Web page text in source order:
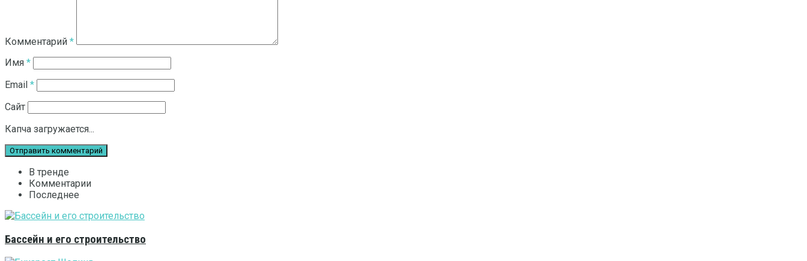
Комментарий *
Имя *
Email *
Сайт
Капча загружается...
В тренде
Комментарии
Последнее
Бассейн и его строительство